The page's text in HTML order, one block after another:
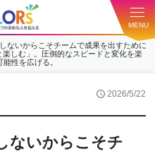
MENU
ないからこそチームで成果を出すために
楽しむ」。圧倒的なスピードと変化を楽
性を広げる。
2026/5/22
ないからこそチ